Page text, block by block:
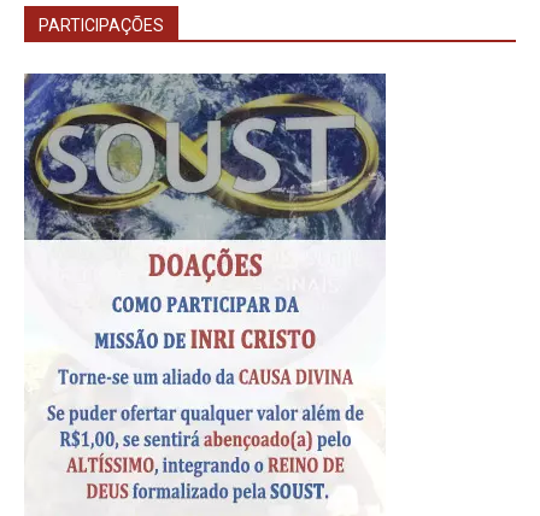
PARTICIPAÇÕES